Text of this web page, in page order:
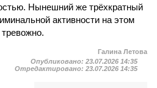
Нынешний же трёхкратный
активности на этом
Галина Летова
Опубликовано: 23.07.2026 14:35
Отредактировано: 23.07.2026 14:35